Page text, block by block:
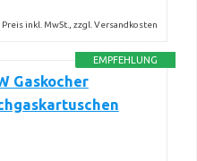
Preis inkl. MwSt., zzgl. Versandkosten
EMPFEHLUNG
Gaskocher